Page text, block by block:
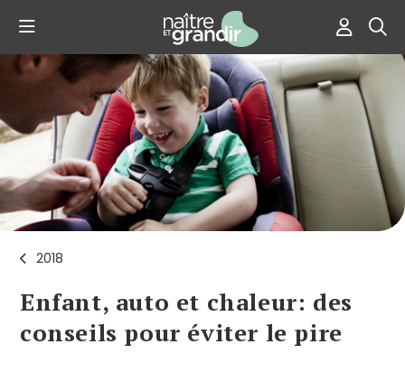
2018
Enfant, auto et chaleur: des
conseils pour éviter le pire